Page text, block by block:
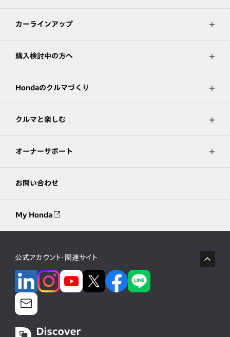
カーラインアップ
購入検討中の方へ
Hondaのクルマづくり
クルマと楽しむ
オーナーサポート
お問い合わせ
My Honda
公式アカウント・関連サイト